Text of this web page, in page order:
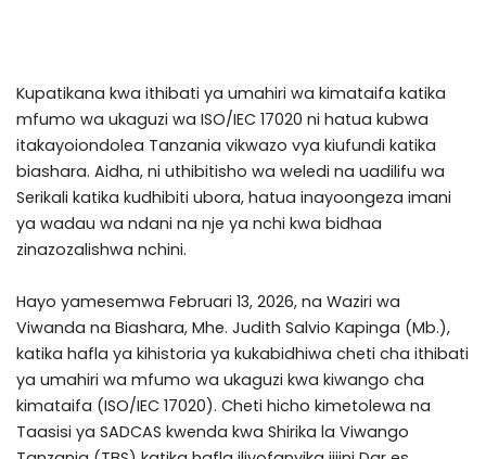
Kupatikana kwa ithibati ya umahiri wa kimataifa katika
mfumo wa ukaguzi wa ISO/IEC 17020 ni hatua kubwa
itakayoiondolea Tanzania vikwazo vya kiufundi katika
biashara. Aidha, ni uthibitisho wa weledi na uadilifu wa
Serikali katika kudhibiti ubora, hatua inayoongeza imani
ya wadau wa ndani na nje ya nchi kwa bidhaa
zinazozalishwa nchini.
Hayo yamesemwa Februari 13, 2026, na Waziri wa
Viwanda na Biashara, Mhe. Judith Salvio Kapinga (Mb.),
katika hafla ya kihistoria ya kukabidhiwa cheti cha ithibati
ya umahiri wa mfumo wa ukaguzi kwa kiwango cha
kimataifa (ISO/IEC 17020). Cheti hicho kimetolewa na
Taasisi ya SADCAS kwenda kwa Shirika la Viwango